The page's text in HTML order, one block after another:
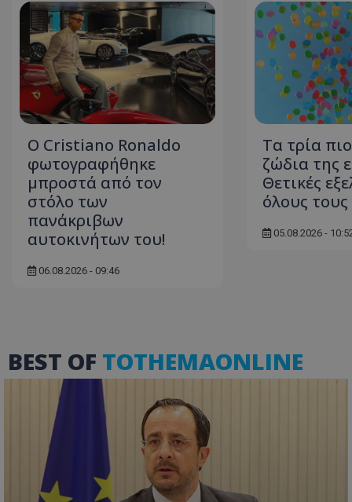
Ο Cristiano Ronaldo
φωτογραφήθηκε
μπροστά από τον
στόλο των
πανάκριβων
αυτοκινήτων του!
06.08.2026 - 09:46
Τα τρία
ζώδια της
Θετικές
όλους τους
05.08.2026 -
BEST OF TOTHEMAONLINE
__cf_bm
__cf_bm